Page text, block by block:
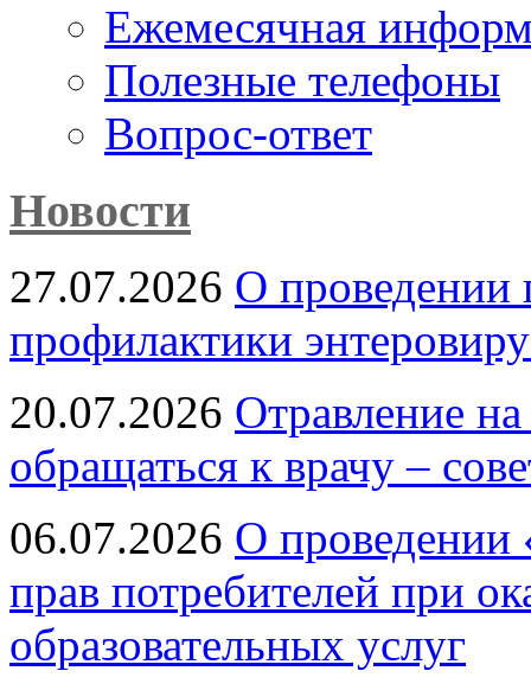
Ежемесячная
Полезные телефоны
Вопрос-ответ
Новости
27.07.2026 О проведении
профилактики
20.07.2026 Отравление
обращаться к врачу –
06.07.2026 О проведении
прав потребителей при
образовательных услуг